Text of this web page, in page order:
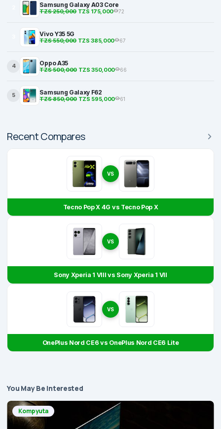
Samsung Galaxy A03 Core
TZS 250,000TZS 175,000 72
Vivo Y35 5G
TZS 550,000TZS 385,000 67
4 Oppo A35
TZS 500,000TZS 350,000 66
5 Samsung Galaxy F62
TZS 850,000TZS 595,000 61
Recent Compares
VS
Tecno Pop X 4G vs Tecno Pop X
VS
Sony Xperia 1 VIII vs Sony Xperia 1 VII
VS
OnePlus Nord CE6 vs OnePlus Nord CE6 Lite
You May Be Interested
Kompyuta